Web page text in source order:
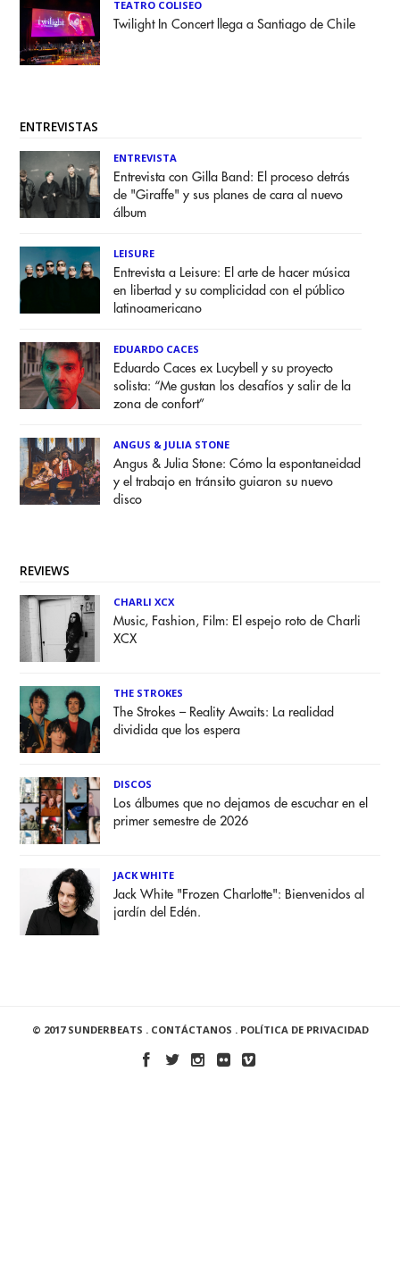
TEATRO COLISEO
Twilight In Concert llega a Santiago de Chile
ENTREVISTAS
ENTREVISTA
Entrevista con Gilla Band: El proceso detrás
de "Giraffe" y sus planes de cara al nuevo
álbum
LEISURE
Entrevista a Leisure: El arte de hacer música
en libertad y su complicidad con el público
latinoamericano
EDUARDO CACES
Eduardo Caces ex Lucybell y su proyecto
solista: “Me gustan los desafíos y salir de la
zona de confort”
ANGUS & JULIA STONE
Angus & Julia Stone: Cómo la espontaneidad
y el trabajo en tránsito guiaron su nuevo
disco
REVIEWS
CHARLI XCX
Music, Fashion, Film: El espejo roto de Charli
XCX
THE STROKES
The Strokes – Reality Awaits: La realidad
dividida que los espera
DISCOS
Los álbumes que no dejamos de escuchar en el
primer semestre de 2026
JACK WHITE
Jack White "Frozen Charlotte": Bienvenidos al
jardín del Edén.
© 2017 SUNDERBEATS . CONTÁCTANOS . POLÍTICA DE PRIVACIDAD